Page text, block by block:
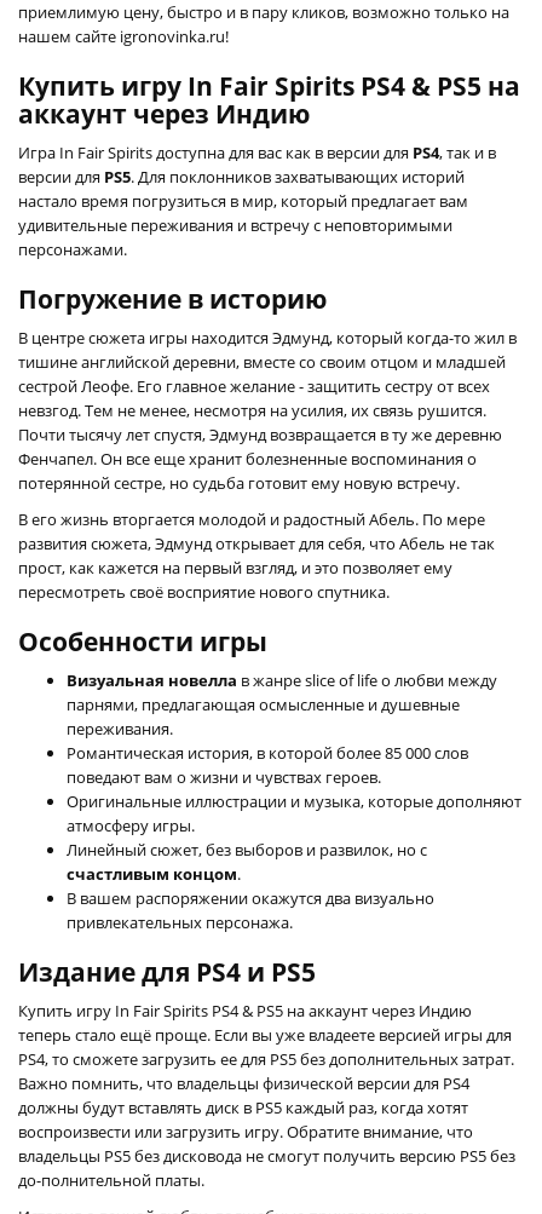
приемлимую цену, быстро и в пару кликов, возможно только на
нашем сайте igronovinka.ru!
Купить игру In Fair Spirits PS4 & PS5 на
аккаунт через Индию
Игра In Fair Spirits доступна для вас как в версии для PS4, так и в
версии для PS5. Для поклонников захватывающих историй
настало время погрузиться в мир, который предлагает вам
удивительные переживания и встречу с неповторимыми
персонажами.
Погружение в историю
В центре сюжета игры находится Эдмунд, который когда-то жил в
тишине английской деревни, вместе со своим отцом и младшей
сестрой Леофе. Его главное желание - защитить сестру от всех
невзгод. Тем не менее, несмотря на усилия, их связь рушится.
Почти тысячу лет спустя, Эдмунд возвращается в ту же деревню
Фенчапел. Он все еще хранит болезненные воспоминания о
потерянной сестре, но судьба готовит ему новую встречу.
В его жизнь вторгается молодой и радостный Абель. По мере
развития сюжета, Эдмунд открывает для себя, что Абель не так
прост, как кажется на первый взгляд, и это позволяет ему
пересмотреть своё восприятие нового спутника.
Особенности игры
Визуальная новелла в жанре slice of life о любви между
парнями, предлагающая осмысленные и душевные
переживания.
Романтическая история, в которой более 85 000 слов
поведают вам о жизни и чувствах героев.
Оригинальные иллюстрации и музыка, которые дополняют
атмосферу игры.
Линейный сюжет, без выборов и развилок, но с
счастливым концом.
В вашем распоряжении окажутся два визуально
привлекательных персонажа.
Издание для PS4 и PS5
Купить игру In Fair Spirits PS4 & PS5 на аккаунт через Индию
теперь стало ещё проще. Если вы уже владеете версией игры для
PS4, то сможете загрузить ее для PS5 без дополнительных затрат.
Важно помнить, что владельцы физической версии для PS4
должны будут вставлять диск в PS5 каждый раз, когда хотят
воспроизвести или загрузить игру. Обратите внимание, что
владельцы PS5 без дисковода не смогут получить версию PS5 без
до-полнительной платы.